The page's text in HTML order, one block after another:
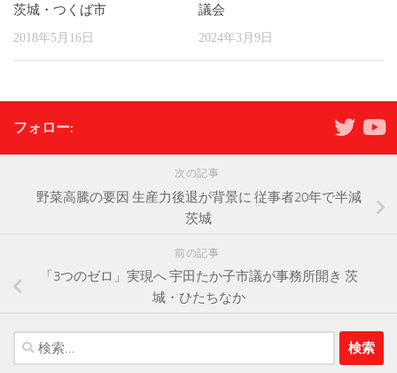
茨城・つくば市
2018年5月16日
議会
2024年3月9日
フォロー:
次の記事
野菜高騰の要因 生産力後退が背景に 従事者20年で半減
茨城
前の記事
「3つのゼロ」実現へ 宇田たか子市議が事務所開き 茨
城・ひたちなか
検
索: